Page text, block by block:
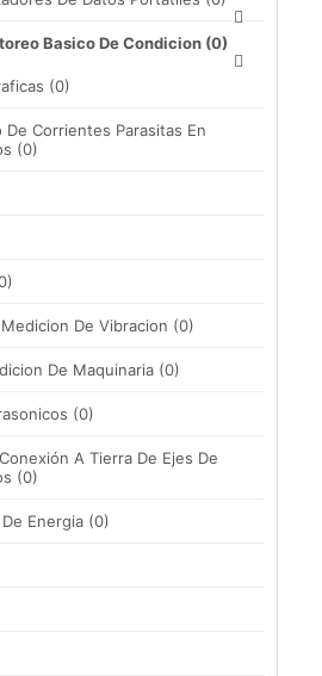
Basico De Condicion (0)
(0)
De Corrientes Parasitas En
(0)
De Vibracion (0)
De Maquinaria (0)
(0)
A Tierra De Ejes De
(0)
Energia (0)